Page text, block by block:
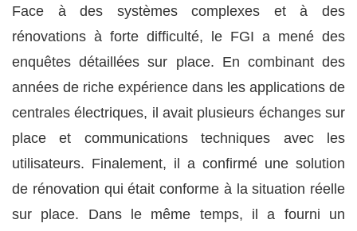
Face à des systèmes complexes et à des
rénovations à forte difficulté, le FGI a mené des
enquêtes détaillées sur place. En combinant des
années de riche expérience dans les applications de
centrales électriques, il avait plusieurs échanges sur
place et communications techniques avec les
utilisateurs. Finalement, il a confirmé une solution
de rénovation qui était conforme à la situation réelle
sur place. Dans le même temps, il a fourni un